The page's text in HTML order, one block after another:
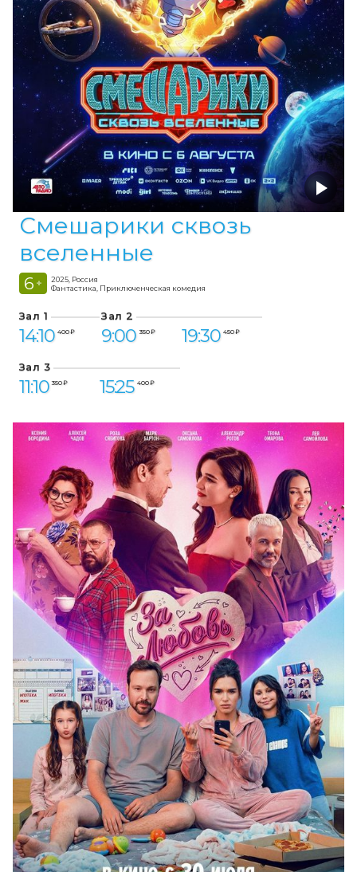
Смешарики сквозь
вселенные
6 +
2025, Россия
Фантастика, Приключенческая комедия
Зал 1
14:10 400 ₽
Зал 2
9:00 350 ₽ 19:30 450 ₽
Зал 3
11:10 350 ₽ 15:25 400 ₽